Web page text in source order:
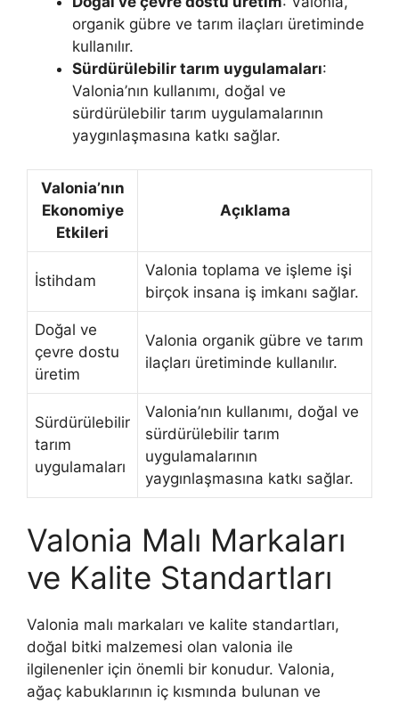
organik gübre ve tarım ilaçları üretiminde
kullanılır.
Sürdürülebilir tarım uygulamaları:
Valonia’nın kullanımı, doğal ve
sürdürülebilir tarım uygulamalarının
yaygınlaşmasına katkı sağlar.
Valonia’nın
Ekonomiye
Etkileri
Açıklama
İstihdam
Valonia toplama ve işleme işi
birçok insana iş imkanı sağlar.
Doğal ve
çevre dostu
üretim
Valonia organik gübre ve tarım
ilaçları üretiminde kullanılır.
Sürdürülebilir
tarım
uygulamaları
Valonia’nın kullanımı, doğal ve
sürdürülebilir tarım
uygulamalarının
yaygınlaşmasına katkı sağlar.
Valonia Malı Markaları
ve Kalite Standartları
Valonia malı markaları ve kalite standartları,
doğal bitki malzemesi olan valonia ile
ilgilenenler için önemli bir konudur. Valonia,
ağaç kabuklarının iç kısmında bulunan ve